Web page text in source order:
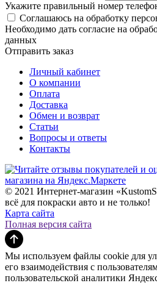
Укажите правильный номер
Соглашаюсь на обработку
Необходимо дать согласие на
данных
Отправить заказ
Личный кабинет
О компании
Оплата
Доставка
Обмен и возврат
Статьи
Вопросы и ответы
Контакты
© 2021 Интернет-магазин
всё для покраски авто и не только!
Карта сайта
Полная версия сайта
Мы используем файлы cookie для
его взаимодействия с
пользовательской аналитики